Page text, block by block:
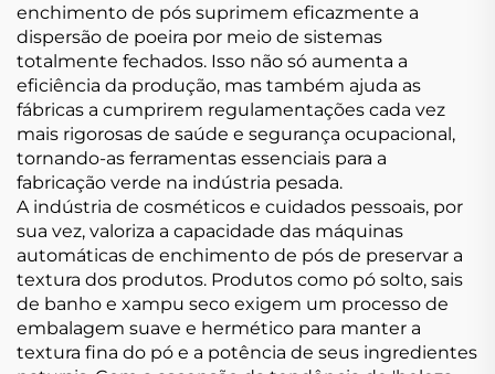
enchimento de pós suprimem eficazmente a
dispersão de poeira por meio de sistemas
totalmente fechados. Isso não só aumenta a
eficiência da produção, mas também ajuda as
fábricas a cumprirem regulamentações cada vez
mais rigorosas de saúde e segurança ocupacional,
tornando-as ferramentas essenciais para a
fabricação verde na indústria pesada.
A indústria de cosméticos e cuidados pessoais, por
sua vez, valoriza a capacidade das máquinas
automáticas de enchimento de pós de preservar a
textura dos produtos. Produtos como pó solto, sais
de banho e xampu seco exigem um processo de
embalagem suave e hermético para manter a
textura fina do pó e a potência de seus ingredientes